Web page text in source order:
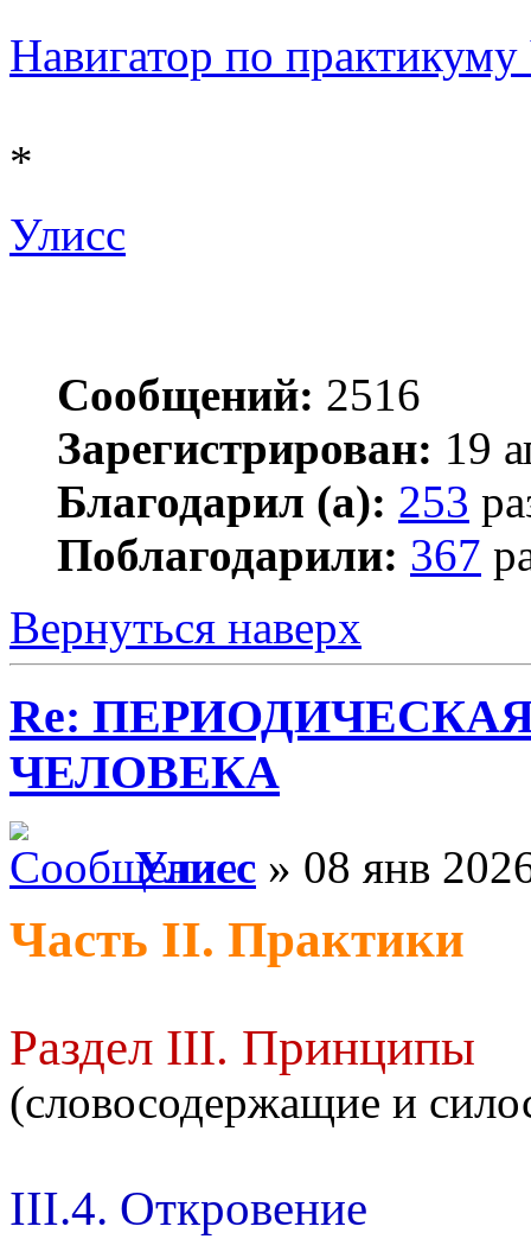
Навигатор по
*
Улисс
Сообщений: 2516
Зарегистрирован: 19
Благодарил (а): 253
Поблагодарили: 367
Вернуться наверх
Re:
ЧЕЛОВЕКА
Улисс » 08 янв
Часть II. Практики
Раздел III. Принципы
(словосодержащие и
III.4. Откровение